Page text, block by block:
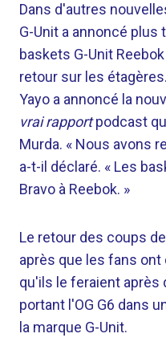
Dans d'autres
G-Unit a annoncé
baskets G-Unit
retour sur les étagères.
Yayo a annoncé la
vrai rapportpodcast
Murda. « Nous avons
a-t-il déclaré. « Les
Bravo à Reebok. »
Le retour des coups
après que les fans
qu'ils le feraient après
portant l'OG G6 dans
la marque G-Unit.